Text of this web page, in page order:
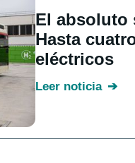
El absoluto
Hasta
eléctricos
Leer noticia